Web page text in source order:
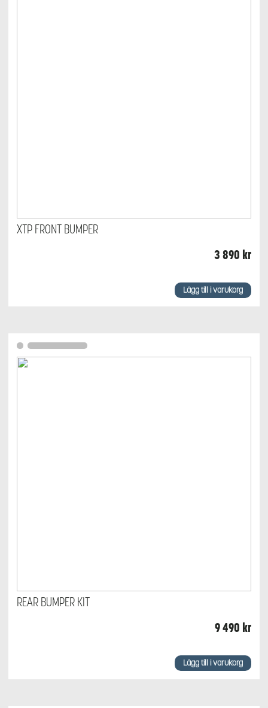
XTP FRONT BUMPER
3 890 kr
Lägg till i varukorg
REAR BUMPER KIT
9 490 kr
Lägg till i varukorg